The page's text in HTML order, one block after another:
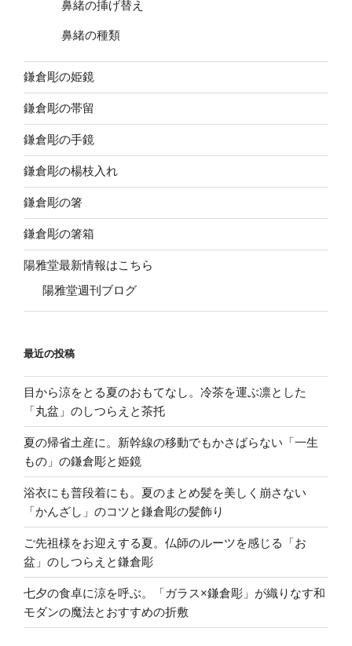
鼻緒の挿げ替え
鼻緒の種類
鎌倉彫の姫鏡
鎌倉彫の帯留
鎌倉彫の手鏡
鎌倉彫の楊枝入れ
鎌倉彫の箸
鎌倉彫の箸箱
陽雅堂最新情報はこちら
陽雅堂週刊ブログ
最近の投稿
目から涼をとる夏のおもてなし。冷茶を運ぶ凛とした
「丸盆」のしつらえと茶托
夏の帰省土産に。新幹線の移動でもかさばらない「一生
もの」の鎌倉彫と姫鏡
浴衣にも普段着にも。夏のまとめ髪を美しく崩さない
「かんざし」のコツと鎌倉彫の髪飾り
ご先祖様をお迎えする夏。仏師のルーツを感じる「お
盆」のしつらえと鎌倉彫
七夕の食卓に涼を呼ぶ。「ガラス×鎌倉彫」が織りなす和
モダンの魔法とおすすめの折敷